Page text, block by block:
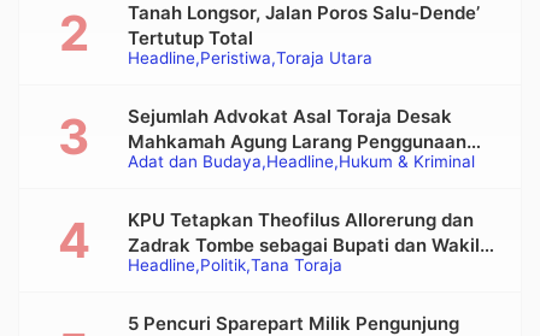
Headline Peristiwa Toraja Utara
Tanah Longsor, Jalan Poros Salu-Dende’
Tertutup Total
Adat dan Budaya Headline Hukum & Kriminal
Sejumlah Advokat Asal Toraja Desak
Mahkamah Agung Larang Penggunaan
Alat Berat pada Eksekusi Rumah Adat
Headline Politik Tana Toraja
KPU Tetapkan Theofilus Allorerung dan
Zadrak Tombe sebagai Bupati dan Wakil
Bupati Tana Toraja Terpilih
5 Pencuri Sparepart Milik Pengunjung